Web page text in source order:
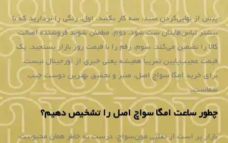
پیش از نهایی‌کردنِ سبد، سه کار بکنید. اول، رنگی را بردارید که با
بیشترِ لباس‌هایتان ست شود. دوم، مطمئن شوید فروشنده اصالتِ
کالا را تضمین می‌کند. سوم، رقم را با قیمت روزِ بازار بسنجید. یک
قیمتِ عجیب‌پایین تقریباً همیشه یعنی خبری از اورجینال نیست.
برای خریدِ امگا سواچ اصل، صبر و تحقیق بهترین دوستِ جیبِ
شماست.
چطور ساعت امگا سواچ اصل را تشخیص دهیم؟
بازار پر است از تقلبیِ مون‌سواچ، درست به خاطرِ همان محبوبیتِ